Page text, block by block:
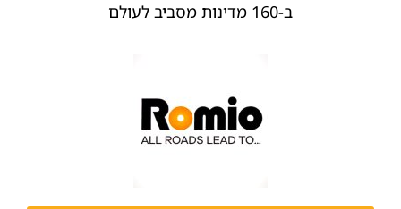
ב-160 מדינות מסביב לעולם